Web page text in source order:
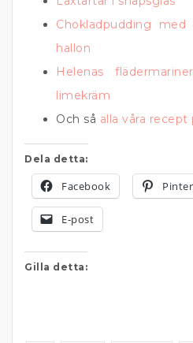
Chokladpudding
hallon
Helenas
limekräm
Och så alla våra
Dela detta:
Facebook
E-post
Gilla detta: